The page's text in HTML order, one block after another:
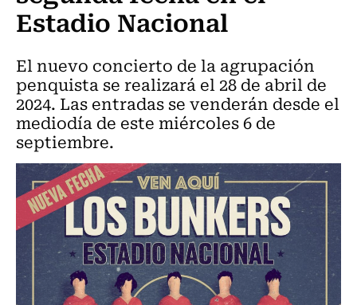
Estadio Nacional
El nuevo concierto de la agrupación
penquista se realizará el 28 de abril de
2024. Las entradas se venderán desde el
mediodía de este miércoles 6 de
septiembre.